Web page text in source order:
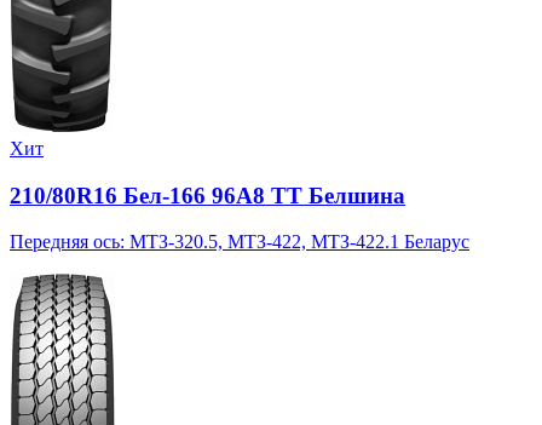
Хит
210/80R16 Бел-166 96A8 TT Белшина
Передняя ось: МТЗ-320.5, МТЗ-422, МТЗ-422.1 Беларус